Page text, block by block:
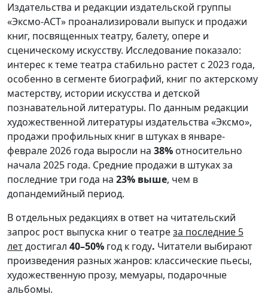
Издательства и редакции издательской группы
«Эксмо-АСТ» проанализировали выпуск и продажи
книг, посвященных театру, балету, опере и
сценическому искусству. Исследование показало:
интерес к теме театра стабильно растет с 2023 года,
особенно в сегменте биографий, книг по актерскому
мастерству, истории искусства и детской
познавательной литературы. По данным редакции
художественной литературы издательства «Эксмо»,
продажи профильных книг в штуках в январе-
феврале 2026 года выросли на 38% относительно
начала 2025 года. Средние продажи в штуках за
последние три года на 23% выше, чем в
допандемийный период.
В отдельных редакциях в ответ на читательский
запрос рост выпуска книг о театреза последние 5
летдостигал 40–50% год к году. Читатели выбирают
произведения разных жанров: классические пьесы,
художественную прозу, мемуары, подарочные
альбомы.